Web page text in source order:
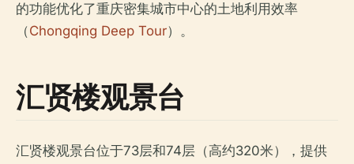
的功能优化了重庆密集城市中心的土地利用效率
（Chongqing Deep Tour）。
汇贤楼观景台
汇贤楼观景台位于73层和74层（高约320米），提供